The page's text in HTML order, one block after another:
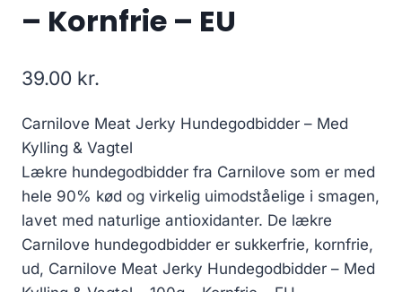
– Kornfrie – EU
39.00 kr.
Carnilove Meat Jerky Hundegodbidder – Med
Kylling & Vagtel
Lækre hundegodbidder fra Carnilove som er med
hele 90% kød og virkelig uimodståelige i smagen,
lavet med naturlige antioxidanter. De lækre
Carnilove hundegodbidder er sukkerfrie, kornfrie,
ud, Carnilove Meat Jerky Hundegodbidder – Med